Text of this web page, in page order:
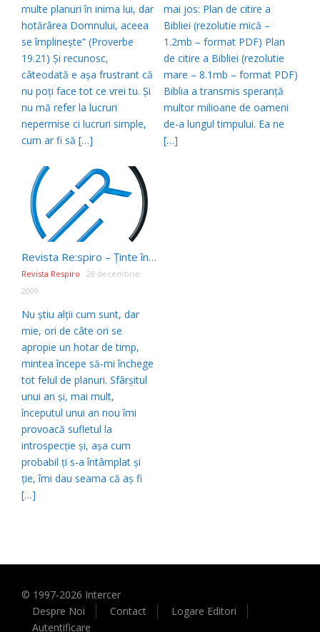
multe planuri în inima lui, dar
hotărârea Domnului, aceea
se împlineşte” (Proverbe
19.21) Şi recunosc,
câteodată e aşa frustrant că
nu poţi face tot ce vrei tu. Şi
nu mă refer la lucruri
nepermise ci lucruri simple,
cum ar fi să […]
mai jos: Plan de citire a
Bibliei (rezolutie mică –
1.2mb – format PDF) Plan
de citire a Bibliei (rezolutie
mare – 8.1mb – format PDF)
Biblia a transmis speranţă
multor milioane de oameni
de-a lungul timpului. Ea ne
[…]
Revista Re:spiro – Ţinte înalte, trai pe măsură (Laurențiu Prună)
Revista Respiro
28 decembrie
2009
Nu ştiu alţii cum sunt, dar
mie, ori de câte ori se
apropie un hotar de timp,
mintea începe să-mi închege
tot felul de planuri. Sfârşitul
unui an şi, mai mult,
începutul unui an nou îmi
provoacă sufletul la
introspecţie şi, aşa cum
probabil ţi s-a întâmplat şi
ţie, îmi dau seama că aş fi
[…]
© 1997-2026 Intercer
Despre Noi
Contact
Logare Editori
Autentificare